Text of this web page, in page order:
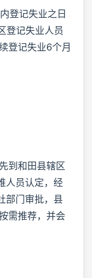
登记失业之日
登记失业人员
登记失业6个月
到和田县辖区
人员认定，经
部门审批，县
需推荐，并会